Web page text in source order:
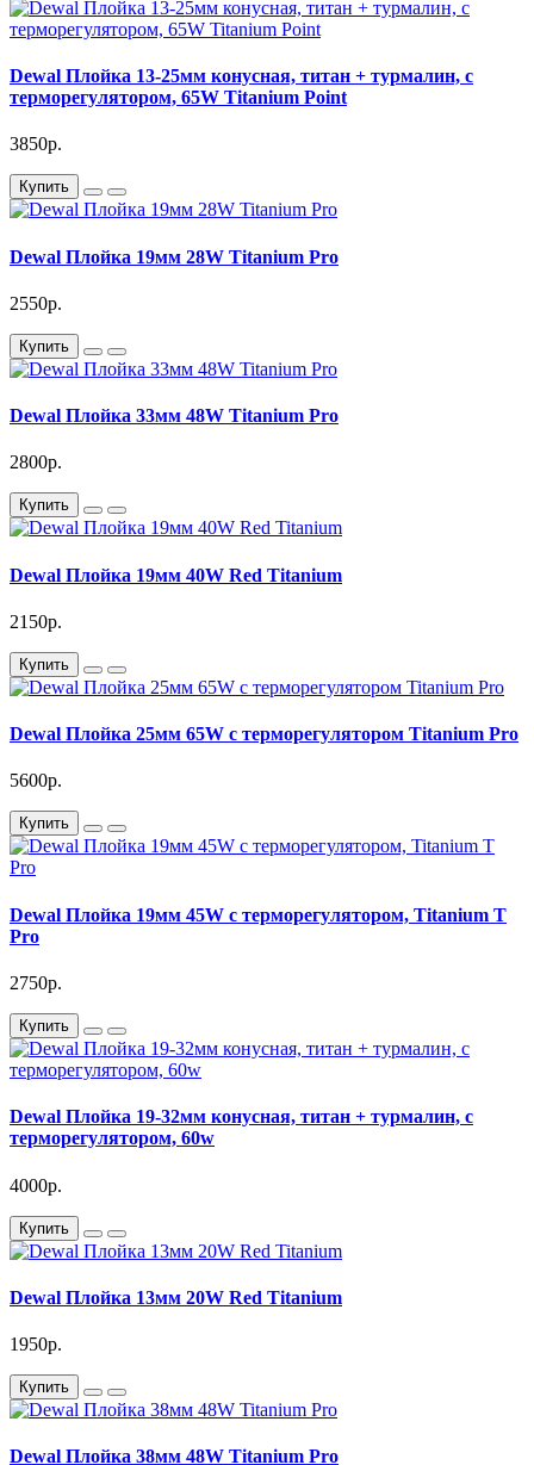
Dewal Плойка 13-25мм конусная, титан + турмалин, с
терморегулятором, 65W Titanium Point
3850р.
Купить
Dewal Плойка 19мм 28W Titanium Pro
2550р.
Купить
Dewal Плойка 33мм 48W Titanium Pro
2800р.
Купить
Dewal Плойка 19мм 40W Red Titanium
2150р.
Купить
Dewal Плойка 25мм 65W с терморегулятором Titanium Pro
5600р.
Купить
Dewal Плойка 19мм 45W с терморегулятором, Titanium T
Pro
2750р.
Купить
Dewal Плойка 19-32мм конусная, титан + турмалин, с
терморегулятором, 60w
4000р.
Купить
Dewal Плойка 13мм 20W Red Titanium
1950р.
Купить
Dewal Плойка 38мм 48W Titanium Pro